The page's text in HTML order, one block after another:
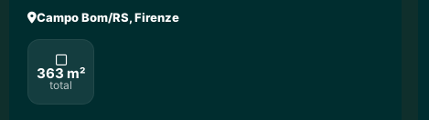
Campo Bom/RS, Firenze
363 m²
total